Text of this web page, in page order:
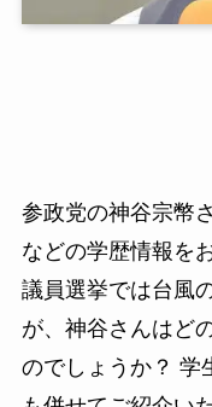
参政党の神谷宗幣
などの学歴情報を
議員選挙では台風
が、神谷さんはど
のでしょうか？ 学